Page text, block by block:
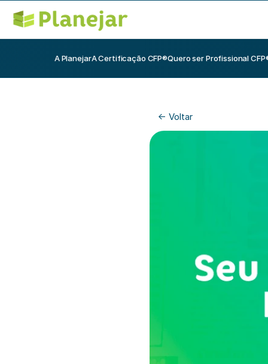
A PlanejarA Certificação CFP®Quero ser Profissional
<- Voltar